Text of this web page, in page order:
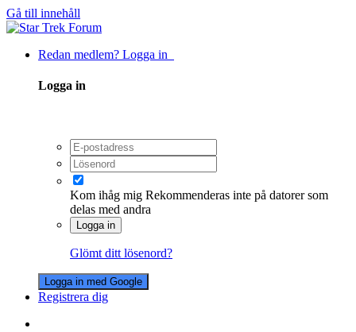
Gå till innehåll
Redan medlem? Logga in
Logga in
Kom ihåg mig Rekommenderas inte på datorer som
delas med andra
Logga in
Glömt ditt lösenord?
Logga in med Google
Registrera dig